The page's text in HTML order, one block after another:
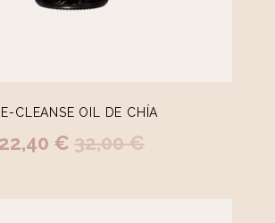
CLEANSE OIL DE CHÍA
22,40 € 32,00 €